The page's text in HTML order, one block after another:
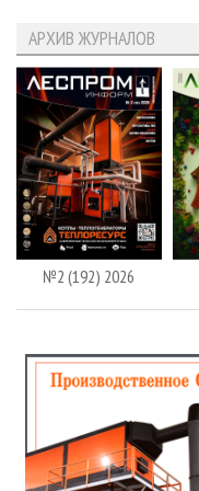
АРХИВ ЖУРНАЛОВ
№2 (192) 2026